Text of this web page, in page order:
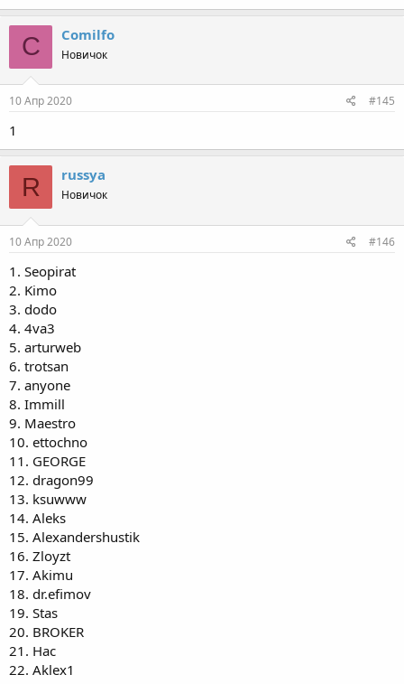
C Comilfo
Новичок
10 Апр 2020 #145
1
R russya
Новичок
10 Апр 2020 #146
1. Seopirat
2. Kimo
3. dodo
4. 4va3
5. arturweb
6. trotsan
7. anyone
8. Immill
9. Maestro
10. ettochno
11. GEORGE
12. dragon99
13. ksuwww
14. Aleks
15. Alexandershustik
16. Zloyzt
17. Akimu
18. dr.efimov
19. Stas
20. BROKER
21. Нас
22. Aklex1